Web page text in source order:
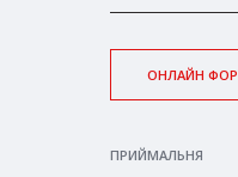
ОНЛАЙН
ПРИЙМАЛЬНЯ